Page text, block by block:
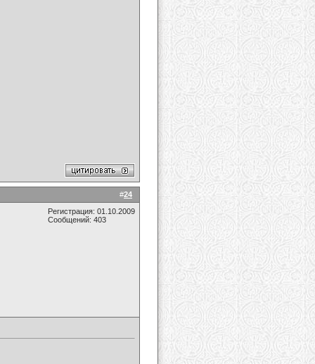
#24
Регистрация: 01.10.2009
Сообщений: 403